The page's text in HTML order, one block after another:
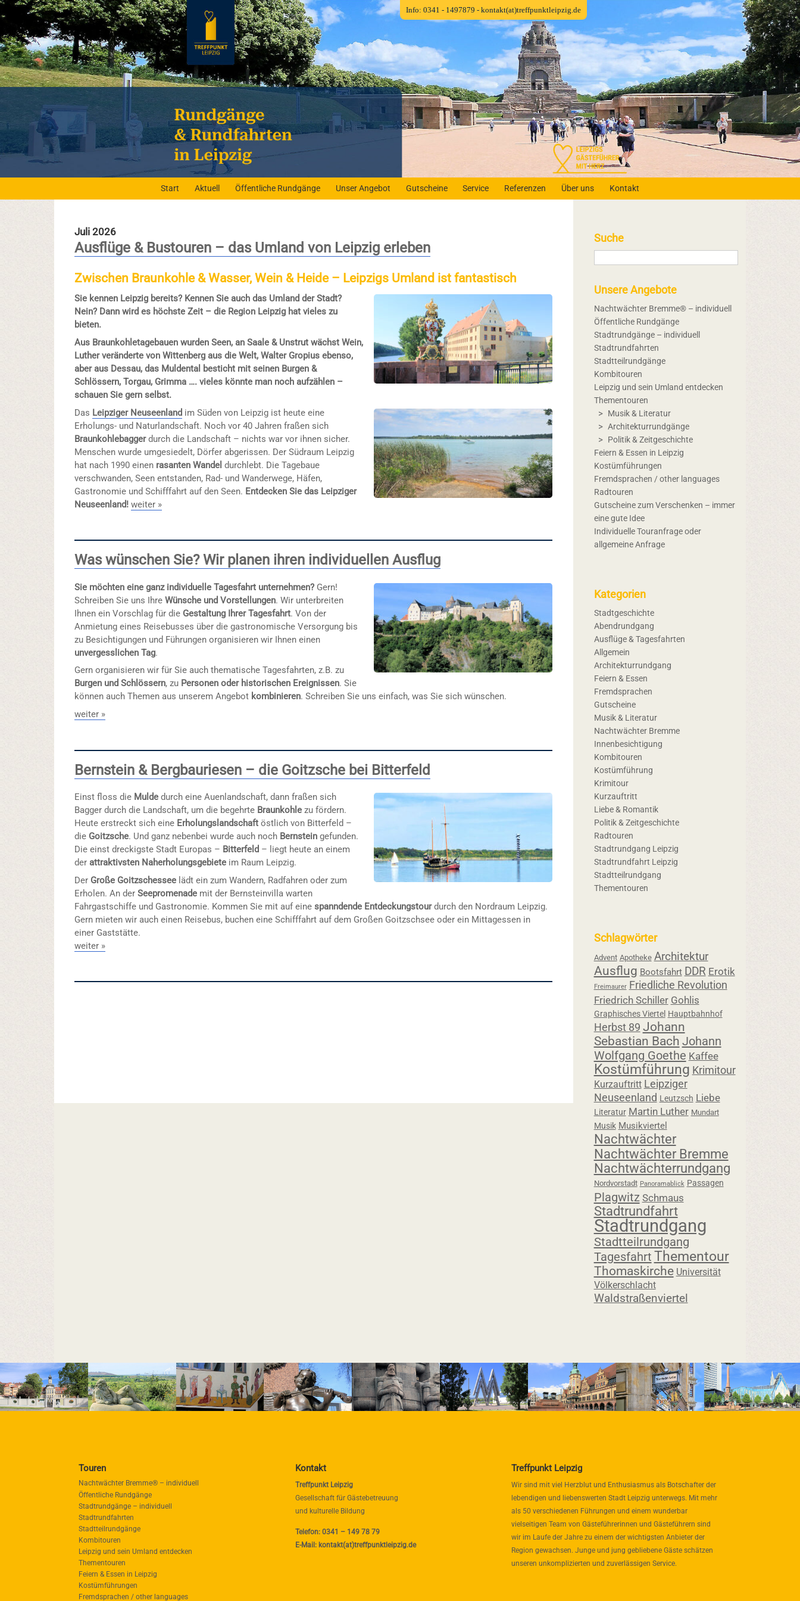
Start Aktuell Öffentliche Rundgänge Unser Angebot Gutscheine Service Referenzen Über uns Kontakt
Juli 2026
Ausflüge & Bustouren – das Umland von Leipzig erleben
Zwischen Braunkohle & Wasser, Wein & Heide – Leipzigs Umland ist fantastisch
Sie kennen Leipzig bereits? Kennen Sie auch das Umland der Stadt?
Nein? Dann wird es höchste Zeit – die Region Leipzig hat vieles zu
bieten.
Aus Braunkohletagebauen wurden Seen, an Saale & Unstrut wächst Wein,
Luther veränderte von Wittenberg aus die Welt, Walter Gropius ebenso,
aber aus Dessau, das Muldental besticht mit seinen Burgen &
Schlössern, Torgau, Grimma …. vieles könnte man noch aufzählen –
schauen Sie gern selbst.
Das Leipziger Neuseenland im Süden von Leipzig ist heute eine
Erholungs- und Naturlandschaft. Noch vor 40 Jahren fraßen sich
Braunkohlebaggerdurch die Landschaft – nichts war vor ihnen sicher.
Menschen wurde umgesiedelt, Dörfer abgerissen. Der Südraum Leipzig
hat nach 1990 einen rasanten Wandel durchlebt. Die Tagebaue
verschwanden, Seen entstanden, Rad- und Wanderwege, Häfen,
Gastronomie und Schifffahrt auf den Seen. Entdecken Sie das Leipziger
Neuseenland! weiter »
Was wünschen Sie? Wir planen ihren individuellen Ausflug
Sie möchten eine ganz individuelle Tagesfahrt unternehmen? Gern!
Schreiben Sie uns IhreWünsche und Vorstellungen. Wir unterbreiten
Ihnen ein Vorschlag für die Gestaltung Ihrer Tagesfahrt. Von der
Anmietung eines Reisebusses über die gastronomische Versorgung bis
zu Besichtigungen und Führungen organisieren wir Ihnen einen
unvergesslichen Tag.
Gern organisieren wir für Sie auch thematische Tagesfahrten, z.B. zu
Burgen und Schlössern, zu Personen oder historischen Ereignissen. Sie
können auch Themen aus unserem Angebot kombinieren. Schreiben Sie uns einfach, was Sie sich wünschen.
weiter »
Bernstein & Bergbauriesen – die Goitzsche bei Bitterfeld
Einst floss die Mulde durch eine Auenlandschaft, dann fraßen sich
Bagger durch die Landschaft, um die begehrte Braunkohle zu fördern.
Heute erstreckt sich eine Erholungslandschaft östlich von Bitterfeld –
die Goitzsche. Und ganz nebenbei wurde auch noch Bernstein gefunden.
Die einst dreckigste Stadt Europas – Bitterfeld – liegt heute an einem
derattraktivsten Naherholungsgebiete im Raum Leipzig.
Der Große Goitzschessee lädt ein zum Wandern, Radfahren oder zum
Erholen. An derSeepromenade mit der Bernsteinvilla warten
Fahrgastschiffe und Gastronomie. Kommen Sie mit auf einespanndende Entdeckungstourdurch den Nordraum Leipzig.
Gern mieten wir auch einen Reisebus, buchen eine Schifffahrt auf dem Großen Goitzschsee oder ein Mittagessen in
einer Gaststätte.
weiter »
Suche
Unsere Angebote
Nachtwächter Bremme® – individuell
Öffentliche Rundgänge
Stadtrundgänge – individuell
Stadtrundfahrten
Stadtteilrundgänge
Kombitouren
Leipzig und sein Umland entdecken
Thementouren
Musik & Literatur
Architekturrundgänge
Politik & Zeitgeschichte
Feiern & Essen in Leipzig
Kostümführungen
Fremdsprachen / other languages
Radtouren
Gutscheine zum Verschenken – immer
eine gute Idee
Individuelle Touranfrage oder
allgemeine Anfrage
Kategorien
Stadtgeschichte
Abendrundgang
Ausflüge & Tagesfahrten
Allgemein
Architekturrundgang
Feiern & Essen
Fremdsprachen
Gutscheine
Musik & Literatur
Nachtwächter Bremme
Innenbesichtigung
Kombitouren
Kostümführung
Krimitour
Kurzauftritt
Liebe & Romantik
Politik & Zeitgeschichte
Radtouren
Stadtrundgang Leipzig
Stadtrundfahrt Leipzig
Stadtteilrundgang
Thementouren
Schlagwörter
Advent Apotheke Architektur
Ausflug Bootsfahrt DDR Erotik
Freimaurer Friedliche Revolution
Friedrich Schiller Gohlis
Graphisches Viertel Hauptbahnhof
Herbst 89 Johann
Sebastian Bach Johann
Wolfgang Goethe Kaffee
Kostümführung Krimitour
Kurzauftritt Leipziger
Neuseenland Leutzsch Liebe
Literatur Martin Luther Mundart
Musik Musikviertel
Nachtwächter
Nachtwächter Bremme
Nachtwächterrundgang
Nordvorstadt Panoramablick Passagen
Plagwitz Schmaus
Stadtrundfahrt
Stadtrundgang
Stadtteilrundgang
Tagesfahrt Thementour
Thomaskirche Universität
Völkerschlacht
Waldstraßenviertel
Touren
Nachtwächter Bremme® – individuell
Öffentliche Rundgänge
Stadtrundgänge – individuell
Stadtrundfahrten
Stadtteilrundgänge
Kombitouren
Leipzig und sein Umland entdecken
Thementouren
Feiern & Essen in Leipzig
Kostümführungen
Fremdsprachen / other languages
Kontakt
Treffpunkt Leipzig
Gesellschaft für Gästebetreuung
und kulturelle Bildung
Telefon: 0341 – 149 78 79
E-Mail: kontakt(at)treffpunktleipzig.de
Treffpunkt Leipzig
Wir sind mit viel Herzblut und Enthusiasmus als Botschafter der
lebendigen und liebenswerten Stadt Leipzig unterwegs. Mit mehr
als 50 verschiedenen Führungen und einem wunderbar
vielseitigen Team von Gästeführerinnen und Gästeführern sind
wir im Laufe der Jahre zu einem der wichtigsten Anbieter der
Region gewachsen. Junge und jung gebliebene Gäste schätzen
unseren unkomplizierten und zuverlässigen Service.
Info: 0341 - 1497879 - kontakt(at)treffpunktleipzig.de